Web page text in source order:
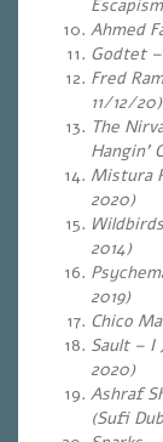
Ahmed
Godtet
Fred
11/12/20)
The
Hangin’
Mistura
2020)
2014)
2019)
Chico
Sault – I
2020)
Ashraf
(Sufi